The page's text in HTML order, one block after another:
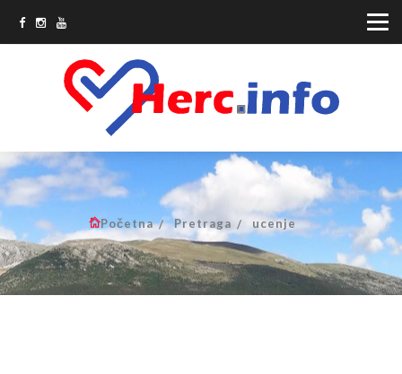
Početna Pretraga ucenje